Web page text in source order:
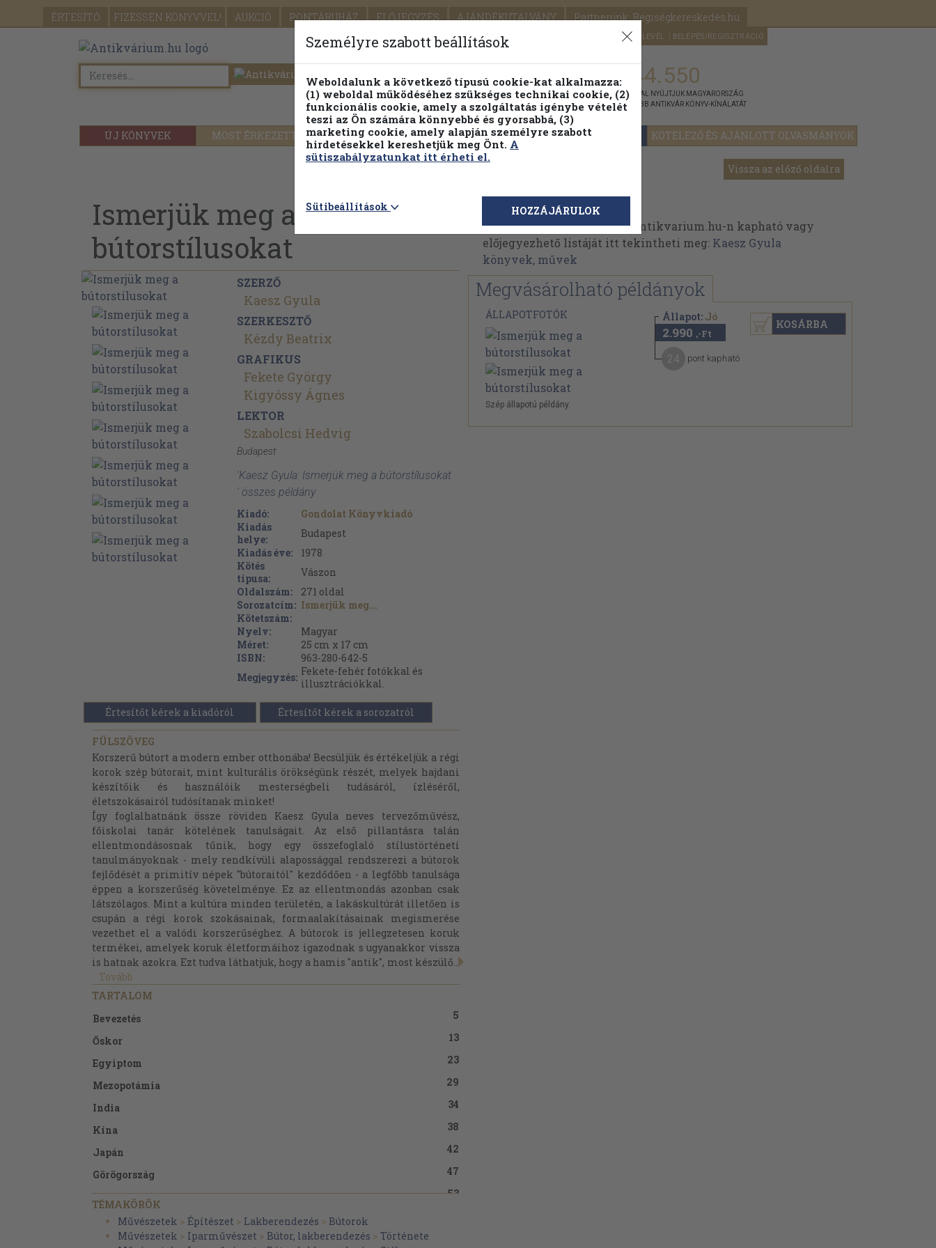
ÉRTESÍTŐ FIZESSEN KÖNYVVEL! AUKCIÓ PONTÁRUHÁZ ELŐJEGYZÉS AJÁNDÉKUTALVÁNY Partnerünk: Régiségkereskedés.hu
SEGÍTSÉG HÍRLEVÉL BELÉPÉS/REGISZTRÁCIÓ
ÚJ KÖNYVEK MOST ÉRKEZETT PILLANATNYI ÁRAINK FENNTARTHATÓ OLVASMÁNYOK KÖTELEZŐ ÉS AJÁNLOTT OLVASMÁNYOK
Részletes kereső Témaköri fa 1.144.550
KIADVÁNNYAL NYÚJTJUK MAGYARORSZÁG
LEGNAGYOBB ANTIKVÁR KÖNYV-KÍNÁLATÁT
Vissza az előző oldalra
Ismerjük meg a
bútorstílusokat
SZERZŐ
Kaesz Gyula
SZERKESZTŐ
Kézdy Beatrix
GRAFIKUS
Fekete György
Kigyóssy Ágnes
LEKTOR
Szabolcsi Hedvig
Budapest
'Kaesz Gyula: Ismerjük meg a bútorstílusokat
' összes példány
Kiadó:
Gondolat Könyvkiadó
Kiadás
helye:
Budapest
Kiadás éve:
1978
Kötés
típusa:
Vászon
Oldalszám:
271 oldal
Sorozatcím: Ismerjük meg...
Kötetszám:
Nyelv:
Magyar
Méret:
25 cm x 17 cm
ISBN:
963-280-642-5
Megjegyzés: Fekete-fehér fotókkal és
illusztrációkkal.
Értesítőt kérek a kiadóról Értesítőt kérek a sorozatról
FÜLSZÖVEG
Korszerű bútort a modern ember otthonába! Becsüljük és értékeljük a régi
korok szép bútorait, mint kulturális örökségünk részét, melyek hajdani
készítőik és használóik mesterségbeli tudásáról, ízléséről,
életszokásairól tudósítanak minket!
Így foglalhatnánk össze röviden Kaesz Gyula neves tervezőművész,
főiskolai tanár kötelének tanulságait. Az első pillantásra talán
ellentmondásosnak tűnik, hogy egy összefoglaló stílustörténeti
tanulmányoknak - mely rendkívüli alapossággal rendszerezi a bútorok
fejlődését a primitív népek "bútoraitól" kezdődően - a legfőbb tanulsága
éppen a korszerűség követelménye. Ez az ellentmondás azonban csak
látszólagos. Mint a kultúra minden területén, a lakáskultúrát illetően is
csupán a régi korok szokásainak, formaalakításainak megismerése
vezethet el a valódi korszerűséghez. A bútorok is jellegzetesen koruk
termékei, amelyek koruk életformáihoz igazodnak s ugyanakkor vissza
is hatnak azokra. Ezt tudva láthatjuk, hogy a hamis "antik", most készülő...
Tovább
TARTALOM
Bevezetés
5
Őskor
13
Egyiptom
23
Mezopotámia
29
India
34
Kína
38
Japán
42
Görögország
47
Etruszkok
53
Róma
Ókeresztény-bizánci stílus
TÉMAKÖRÖK
Művészetek > Építészet > Lakberendezés > Bútorok
Művészetek > Iparművészet > Bútor, lakberendezés > Története
Kaesz Gyula
Kaesz Gyula műveinek az Antikvarium.hu-n kapható vagy
előjegyezhető listáját itt tekintheti meg: Kaesz Gyula
könyvek, művek
Megvásárolható példányok
ÁLLAPOTFOTÓK
Szép állapotú példány.
Állapot: Jó
2.990 ,-Ft
pont kapható
KOSÁRBA
Személyre szabott beállítások
Weboldalunk a következő típusú cookie-kat alkalmazza:
(1) weboldal működéséhez szükséges technikai cookie, (2)
funkcionális cookie, amely a szolgáltatás igénybe vételét
teszi az Ön számára könnyebbé és gyorsabbá, (3)
marketing cookie, amely alapján személyre szabott
hirdetésekkel kereshetjük meg Önt. A
sütiszabályzatunkat itt érheti el.
Sütibeállítások HOZZÁJÁRULOK